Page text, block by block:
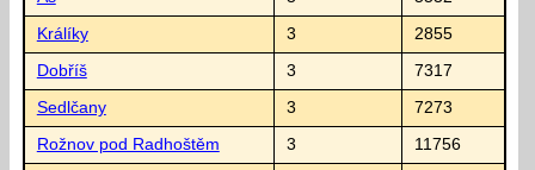
Králíky 3 2855
Dobříš 3 7317
Sedlčany 3 7273
Rožnov pod Radhoštěm 3 11756